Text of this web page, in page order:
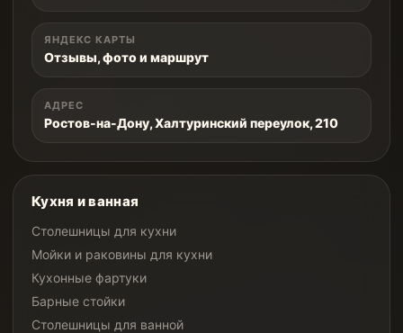
ЯНДЕКС КАРТЫ
Отзывы, фото и маршрут
АДРЕС
Ростов-на-Дону, Халтуринский переулок, 210
Кухня и ванная
Столешницы для кухни
Мойки и раковины для кухни
Кухонные фартуки
Барные стойки
Столешницы для ванной